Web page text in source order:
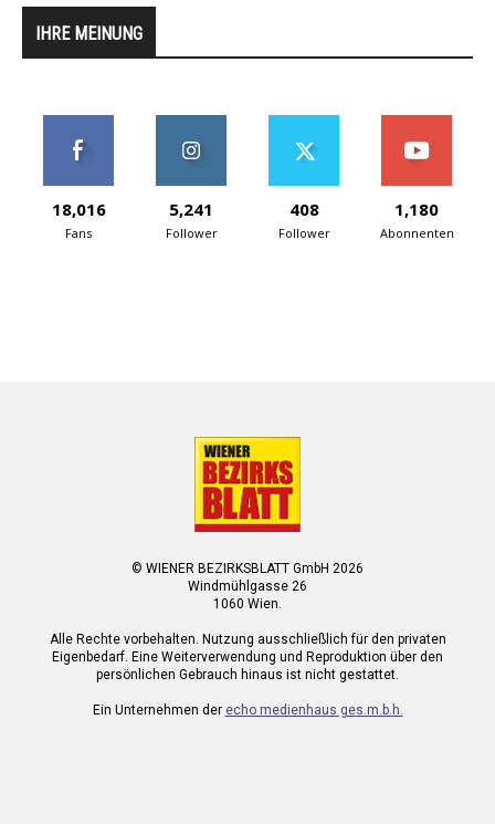
IHRE MEINUNG
18,016
Fans
5,241
Follower
408
Follower
1,180
Abonnenten
© WIENER BEZIRKSBLATT GmbH 2026
Windmühlgasse 26
1060 Wien.
Alle Rechte vorbehalten. Nutzung ausschließlich für den privaten
Eigenbedarf. Eine Weiterverwendung und Reproduktion über den
persönlichen Gebrauch hinaus ist nicht gestattet.
Ein Unternehmen der echo medienhaus ges.m.b.h.